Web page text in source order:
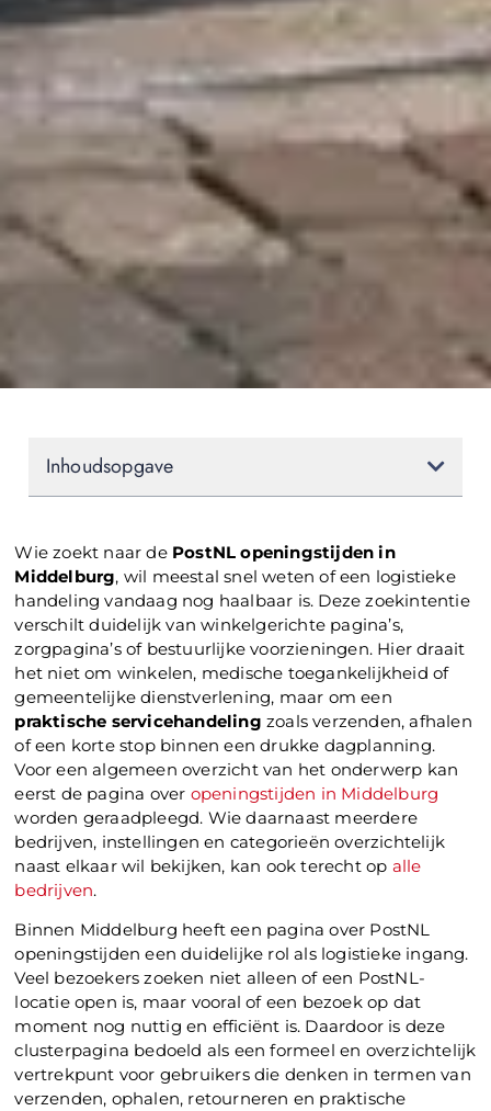
Wie zoekt naar de PostNL openingstijden in
Middelburg, wil meestal snel weten of een logistieke
handeling vandaag nog haalbaar is. Deze zoekintentie
verschilt duidelijk van winkelgerichte pagina’s,
zorgpagina’s of bestuurlijke voorzieningen. Hier draait
het niet om winkelen, medische toegankelijkheid of
gemeentelijke dienstverlening, maar om een
praktische servicehandeling zoals verzenden, afhalen
of een korte stop binnen een drukke dagplanning.
Voor een algemeen overzicht van het onderwerp kan
eerst de pagina over openingstijden in Middelburg
worden geraadpleegd. Wie daarnaast meerdere
bedrijven, instellingen en categorieën overzichtelijk
naast elkaar wil bekijken, kan ook terecht op alle
bedrijven.
Binnen Middelburg heeft een pagina over PostNL
openingstijden een duidelijke rol als logistieke ingang.
Veel bezoekers zoeken niet alleen of een PostNL-
locatie open is, maar vooral of een bezoek op dat
moment nog nuttig en efficiënt is. Daardoor is deze
clusterpagina bedoeld als een formeel en overzichtelijk
vertrekpunt voor gebruikers die denken in termen van
verzenden, ophalen, retourneren en praktische
Inhoudsopgave